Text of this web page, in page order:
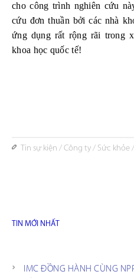
cho công trình nghiên cứu
cứu đơn thuần bởi các nhà
ứng dụng rất rộng rãi trong
khoa học quốc tế!
Tin sự kiện /Công ty/ Sức khỏe/
TIN MỚI NHẤT
IMC ĐỒNG HÀNH CÙNG